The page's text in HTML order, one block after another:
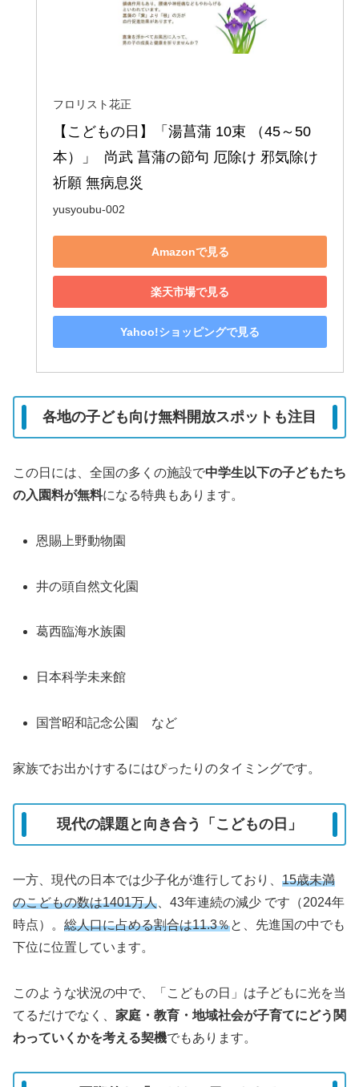
フロリスト花正
【こどもの日】「湯菖蒲 10束 （45～50
本）」  尚武 菖蒲の節句 厄除け 邪気除け
祈願 無病息災
yusyoubu-002
Amazonで見る
楽天市場で見る
Yahoo!ショッピングで見る
各地の子ども向け無料開放スポットも注目
この日には、全国の多くの施設で中学生以下の子どもたち
の入園料が無料になる特典もあります。
恩賜上野動物園
井の頭自然文化園
葛西臨海水族園
日本科学未来館
国営昭和記念公園 など
家族でお出かけするにはぴったりのタイミングです。
現代の課題と向き合う「こどもの日」
一方、現代の日本では少子化が進行しており、 15歳未満
のこどもの数は1401万人 、43年連続の減少 です（2024年
時点）。 総人口に占める割合は11.3％と、先進国の中でも
下位に位置しています。
このような状況の中で、「こどもの日」は子どもに光を当
てるだけでなく、 家庭・教育・地域社会が子育てにどう関
わっていくかを考える契機でもあります。